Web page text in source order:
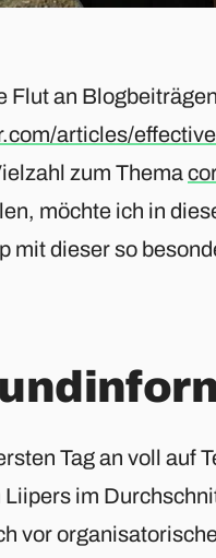
Flut an
articles/
zum Thema
möchte ich in
mit dieser so
Tag an voll auf
im
vor